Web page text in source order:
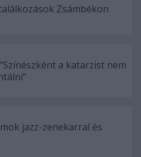
Zsámbékon
a katarzist nem
jazz-zenekarral és